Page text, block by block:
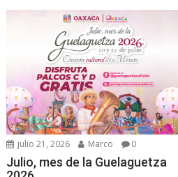
julio 21, 2026 Marco 0
Julio, mes de la Guelaguetza